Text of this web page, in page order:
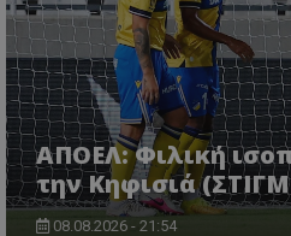
ΑΠΟΕΛ: Φιλική
την Κηφισιά
08.08.2026 - 21:54